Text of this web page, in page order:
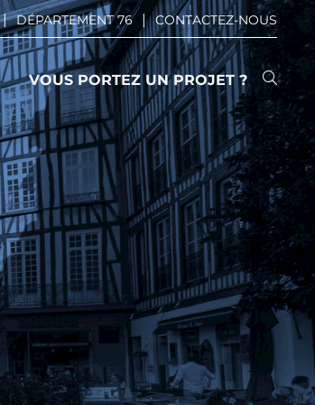
DÉPARTEMENT 76 CONTACTEZ-NOUS
VOUS PORTEZ UN PROJET ?